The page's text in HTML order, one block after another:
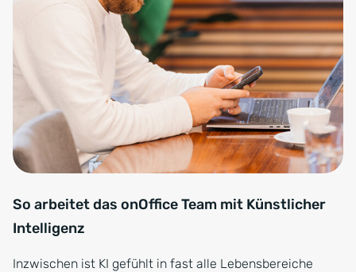
So arbeitet das onOffice Team mit Künstlicher
Intelligenz
Inzwischen ist KI gefühlt in fast alle Lebensbereiche